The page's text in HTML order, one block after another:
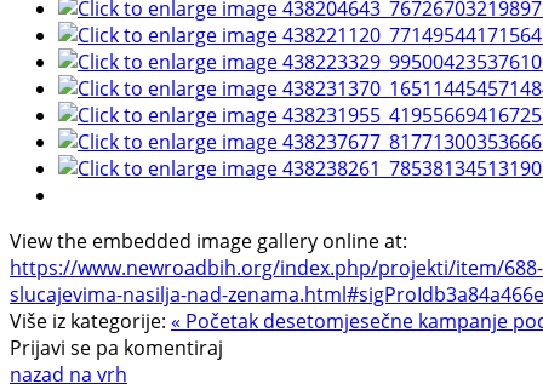
View the embedded image gallery online at:
https://www.newroadbih.org/index.php/projekti/item/
slucajevima-nasilja-nad-zenama.html#sigProIdb3a84a466e
Više iz kategorije: « Početak desetomjesečne kampanje
Prijavi se pa komentiraj
nazad na vrh